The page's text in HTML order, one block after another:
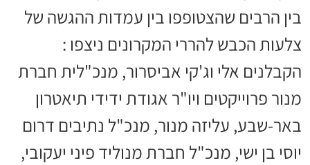
בין הרבים שהצטופפו בין עמדות ההגשה של
צלעות הכבש להררי המקרונים ניצפו :
הקבלנים אלי וג'קי אביסרור, מנכ"לית חברת
מנור פרוייקטים ויו"ר אגודת ידידי תיאטרון
באר-שבע, עליזה מנור, מנכ"ל נתיבים דרום
יוסי בן ישי, מנכ"ל חברת מנוליד פיני יעקובי,